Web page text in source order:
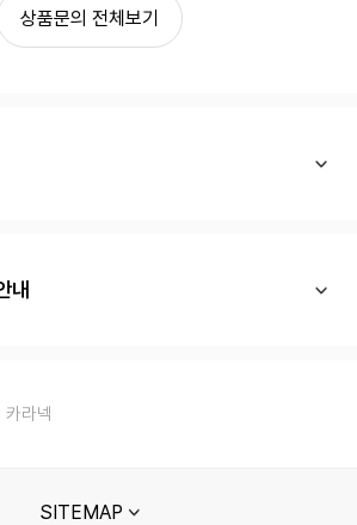
상품문의 전체보기
내
카라넥
SITEMAP